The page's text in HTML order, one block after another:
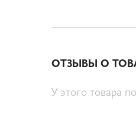
ОТЗЫВЫ О
У этого товара